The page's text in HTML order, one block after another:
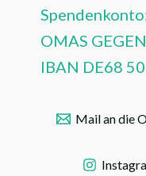
OMAS
IBAN DE68
Mail an die